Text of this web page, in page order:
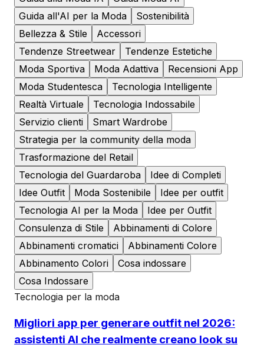
Guida all'AI per la Moda
Sostenibilità
Bellezza & Stile
Accessori
Tendenze Streetwear
Tendenze Estetiche
Moda Sportiva
Moda Adattiva
Recensioni App
Moda Studentesca
Tecnologia Intelligente
Realtà Virtuale
Tecnologia Indossabile
Servizio clienti
Smart Wardrobe
Strategia per la community della moda
Trasformazione del Retail
Tecnologia del Guardaroba
Idee di Completi
Idee Outfit
Moda Sostenibile
Idee per outfit
Tecnologia AI per la Moda
Idee per Outfit
Consulenza di Stile
Abbinamenti di Colore
Abbinamenti cromatici
Abbinamenti Colore
Abbinamento Colori
Cosa indossare
Cosa Indossare
Tecnologia per la moda
Migliori app per generare outfit nel 2026:
assistenti AI che realmente creano look su